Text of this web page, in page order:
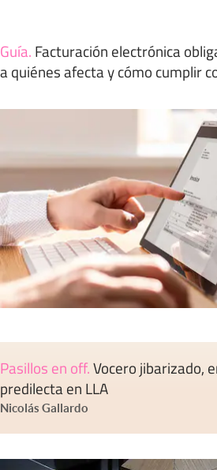
Guía. Facturación electrónica
a quiénes afecta y cómo cumplir
Pasillos en off.Vocero jibarizado,
predilecta en LLA
Nicolás Gallardo